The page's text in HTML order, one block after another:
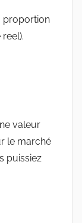
proportion
valeur
le marché
puissiez